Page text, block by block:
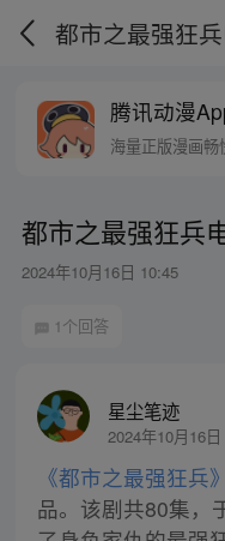
都市之最强狂
腾讯动漫
海量正版漫画畅
都市之最强狂兵
2024年10月16日 10:45
1个回答
星尘笔迹
2024年10月16
《都市之最强狂兵》
品。该剧共80集，